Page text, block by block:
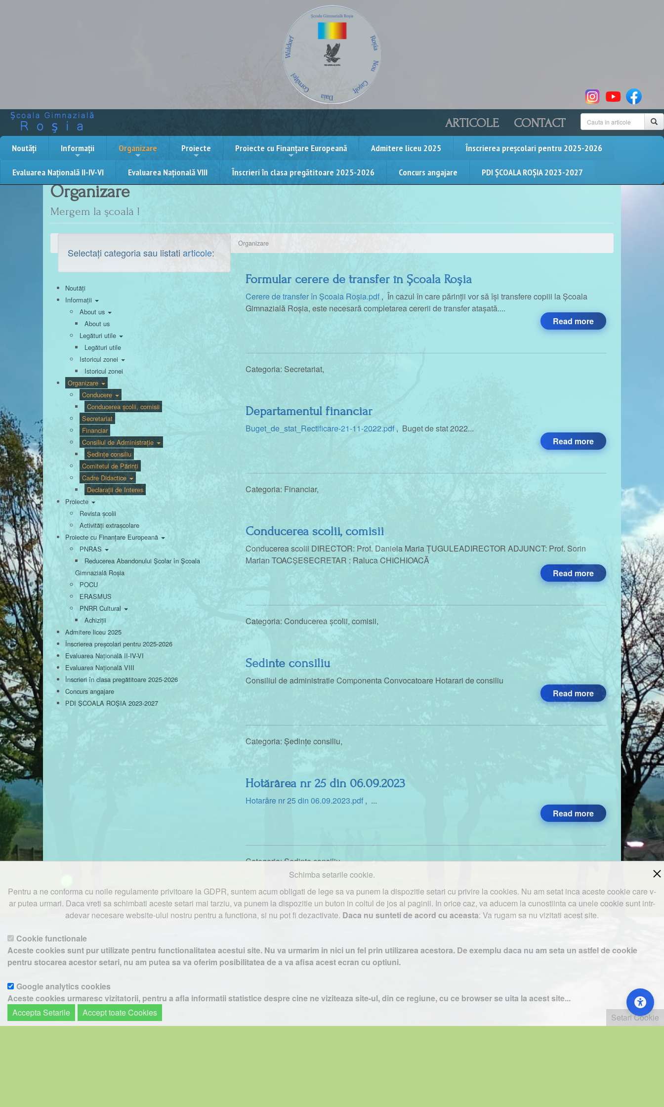
ARTICOLE CONTACT
Noutăți Informații Organizare Proiecte Proiecte cu Finanțare Europeană Admitere liceu 2025 Înscrierea preșcolari pentru 2025-2026
Evaluarea Națională II-IV-VI Evaluarea Națională VIII Înscrieri în clasa pregătitoare 2025-2026 Concurs angajare PDI ȘCOALA ROȘIA 2023-2027
Organizare
Mergem la şcoală !
Selectați categoria sau listati articole:
Noutăți
Informații
About us
About us
Legături utile
Legături utile
Istoricul zonei
Istoricul zonei
Organizare
Conducere
Conducerea școlii, comisii
Secretariat
Financiar
Consiliul de Administrație
Ședințe consiliu
Comitetul de Părinți
Cadre Didactice
Declarații de Interes
Proiecte
Revista școlii
Activități extrașcolare
Proiecte cu Finanțare Europeană
PNRAS
Reducerea Abandonului Școlar în Școala
Gimnazială Roșia
POCU
ERASMUS
PNRR Cultural
Achiziții
Admitere liceu 2025
Înscrierea preșcolari pentru 2025-2026
Evaluarea Națională II-IV-VI
Evaluarea Națională VIII
Înscrieri în clasa pregătitoare 2025-2026
Concurs angajare
PDI ȘCOALA ROȘIA 2023-2027
Organizare
Formular cerere de transfer în Școala Roșia
Cerere de transfer în Școala Roșia.pdf , În cazul în care părinții vor să își transfere copiii la Școala
Gimnazială Roșia, este necesară completarea cererii de transfer atașată....
Read more
Categoria: Secretariat,
Departamentul financiar
Buget_de_stat_Rectificare-21-11-2022.pdf, Buget de stat 2022...
Read more
Categoria: Financiar,
Conducerea scolii, comisii
Conducerea scolii DIRECTOR: Prof. Daniela Maria ȚUGULEADIRECTOR ADJUNCT: Prof. Sorin
Marian TOACȘESECRETAR : Raluca CHICHIOACĂ
Read more
Categoria: Conducerea școlii, comisii,
Sedinte consiliu
Consiliul de administratie Componenta Convocatoare Hotarari de consiliu
Read more
Categoria: Ședințe consiliu,
Hotărârea nr 25 din 06.09.2023
Hotarâre nr 25 din 06.09.2023.pdf , ...
Read more
Categoria:Ședințe consiliu,
« Previous 1 2 3 4 5 Next »
Textele si imaginile prezente pe acest site au fost furnizate de catre proprietarul de domeniu! Pentru orice probleme va rog sa ne contactati.
Schimba setarile cookie.
Pentru a ne conforma cu noile regulamente privitoare la GDPR, suntem acum obligati de lege sa va punem la dispozitie setari cu privire la cookies. Nu am setat inca aceste cookie care v-
ar putea urmari. Daca vreti sa schimbati aceste setari mai tarziu, va punem la dispozitie un buton in coltul de jos al paginii. In orice caz, va aducem la cunostiinta ca unele cookie sunt intr-
adevar necesare website-ului nostru pentru a functiona, si nu pot fi dezactivate. Daca nu sunteti de acord cu aceasta: Va rugam sa nu vizitati acest site.
Pentru a ne sprijini activitatea, in schimbul accesarii informatiilor de pe acest site sau a materialelor prezentate aici va rugam sa apasati Accept toate Cookies.
Cookie functionale
Aceste cookies sunt pur utilizate pentru functionalitatea acestui site. Nu va urmarim in nici un fel prin utilizarea acestora. De exemplu daca nu am seta un astfel de cookie
pentru stocarea acestor setari, nu am putea sa va oferim posibilitatea de a va afisa acest ecran cu optiuni.
Google analytics cookies
Aceste cookies urmaresc vizitatorii, pentru a afla informatii statistice despre cine ne viziteaza site-ul, din ce regiune, cu ce browser se uita la acest site...
Google analytics cookies - mod ANONIM
Accepta Setarile Accept toate Cookies Setari Cookie
Setari Cookie